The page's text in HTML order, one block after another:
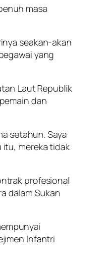
masa
seakan-akan
yang
Laut Republik
dan
setahun. Saya
itu, mereka tidak
profesional
dalam Sukan
Infantri